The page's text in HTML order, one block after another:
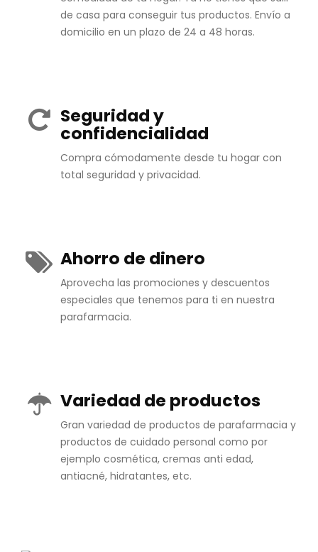
de casa para conseguir tus productos. Envío a
domicilio en un plazo de 24 a 48 horas.
Seguridad y
confidencialidad
Compra cómodamente desde tu hogar con
total seguridad y privacidad.
Ahorro de dinero
Aprovecha las promociones y descuentos
especiales que tenemos para ti en nuestra
parafarmacia.
Variedad de productos
Gran variedad de productos de parafarmacia y
productos de cuidado personal como por
ejemplo cosmética, cremas anti edad,
antiacné, hidratantes, etc.